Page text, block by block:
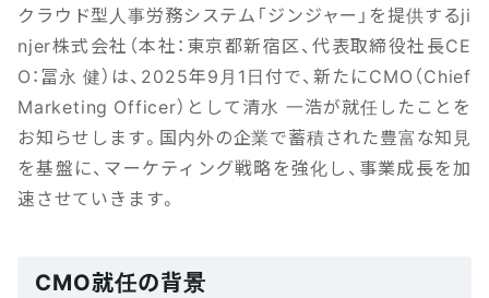
クラウド型人事労務システム「ジンジャー」を提供するji
njer株式会社（本社：東京都新宿区、代表取締役社長CE
O：冨永 健）は、2025年9月1日付で、新たにCMO（Chief
Marketing Officer）として清水 一浩が就任したことを
お知らせします。国内外の企業で蓄積された豊富な知見
を基盤に、マーケティング戦略を強化し、事業成長を加
速させていきます。
CMO就任の背景